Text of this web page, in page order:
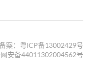
案： 粤ICP备13002429号
安备44011302004562号